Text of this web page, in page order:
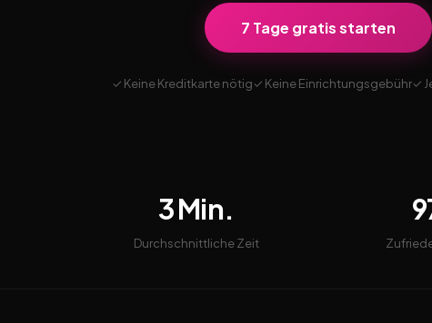
7 Tage gratis starten
✓ Keine Kreditkarte nötig✓ Keine Einrichtungsgebühr✓
3 Min.
Durchschnittliche Zeit